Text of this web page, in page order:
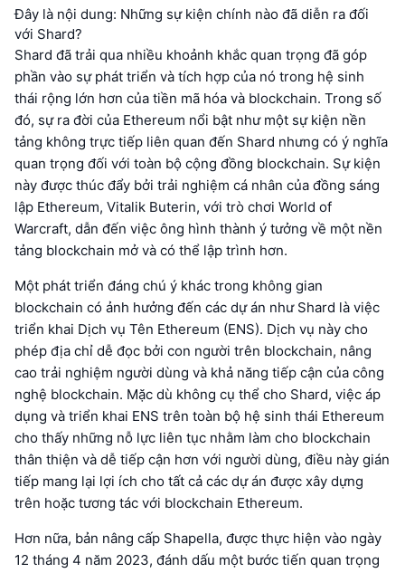
Đây là nội dung: Những sự kiện chính nào đã diễn ra đối
với Shard?
Shard đã trải qua nhiều khoảnh khắc quan trọng đã góp
phần vào sự phát triển và tích hợp của nó trong hệ sinh
thái rộng lớn hơn của tiền mã hóa và blockchain. Trong số
đó, sự ra đời của Ethereum nổi bật như một sự kiện nền
tảng không trực tiếp liên quan đến Shard nhưng có ý nghĩa
quan trọng đối với toàn bộ cộng đồng blockchain. Sự kiện
này được thúc đẩy bởi trải nghiệm cá nhân của đồng sáng
lập Ethereum, Vitalik Buterin, với trò chơi World of
Warcraft, dẫn đến việc ông hình thành ý tưởng về một nền
tảng blockchain mở và có thể lập trình hơn.
Một phát triển đáng chú ý khác trong không gian
blockchain có ảnh hưởng đến các dự án như Shard là việc
triển khai Dịch vụ Tên Ethereum (ENS). Dịch vụ này cho
phép địa chỉ dễ đọc bởi con người trên blockchain, nâng
cao trải nghiệm người dùng và khả năng tiếp cận của công
nghệ blockchain. Mặc dù không cụ thể cho Shard, việc áp
dụng và triển khai ENS trên toàn bộ hệ sinh thái Ethereum
cho thấy những nỗ lực liên tục nhằm làm cho blockchain
thân thiện và dễ tiếp cận hơn với người dùng, điều này gián
tiếp mang lại lợi ích cho tất cả các dự án được xây dựng
trên hoặc tương tác với blockchain Ethereum.
Hơn nữa, bản nâng cấp Shapella, được thực hiện vào ngày
12 tháng 4 năm 2023, đánh dấu một bước tiến quan trọng